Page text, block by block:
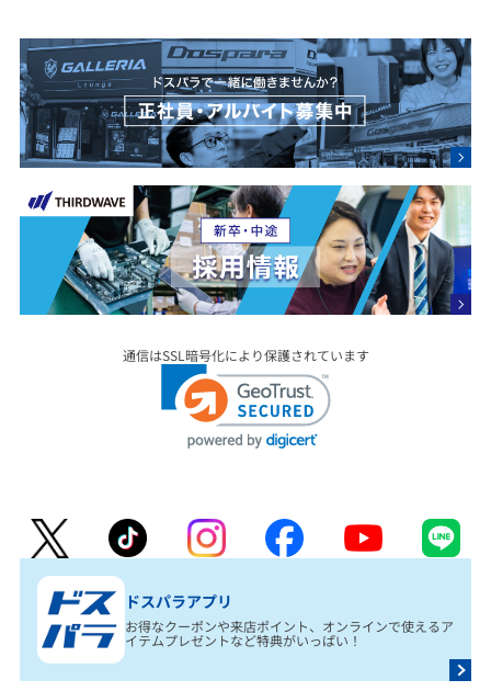
通信はSSL暗号化により保護されています
ドスパラアプリ
お得なクーポンや来店ポイント、オンラインで使えるア
イテムプレゼントなど特典がいっぱい！